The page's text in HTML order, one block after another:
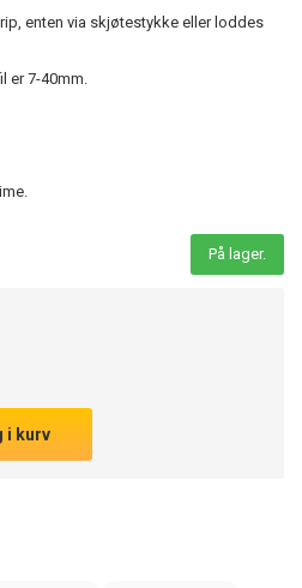
enten via skjøtestykke eller loddes
er 7-40mm.
På lager.
i kurv